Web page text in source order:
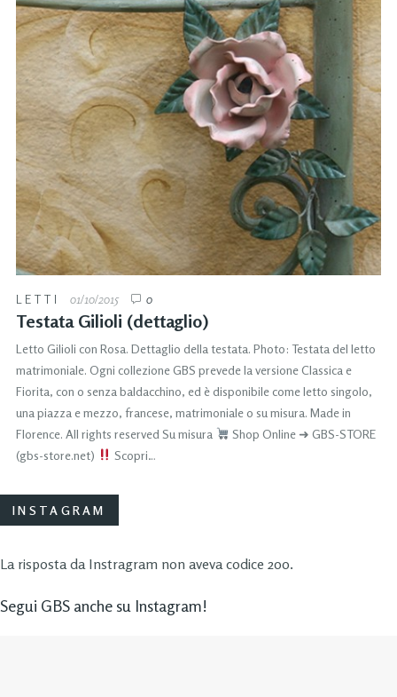
LETTI 01/10/2015 0
Testata Gilioli (dettaglio)
Letto Gilioli con Rosa. Dettaglio della testata. Photo: Testata del letto
matrimoniale. Ogni collezione GBS prevede la versione Classica e
Fiorita, con o senza baldacchino, ed è disponibile come letto singolo,
una piazza e mezzo, francese, matrimoniale o su misura. Made in
Florence. All rights reserved Su misura
Shop Online ➜ GBS-STORE
(gbs-store.net)
Scopri…
INSTAGRAM
La risposta da Instragram non aveva codice 200.
Segui GBS anche su Instagram!